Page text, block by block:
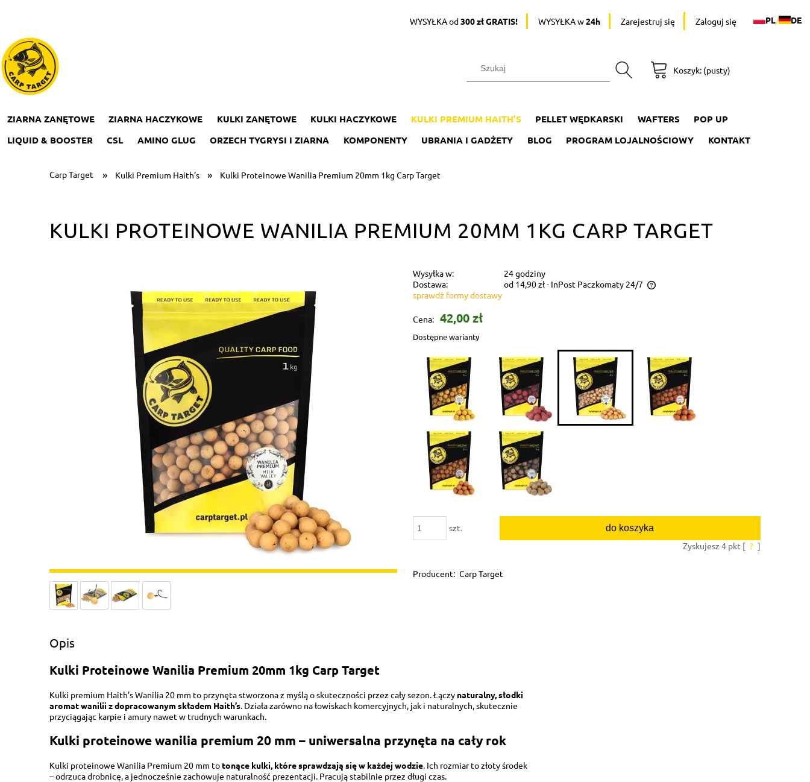
WYSYŁKA od300 zł GRATIS! WYSYŁKA w24h Zarejestruj się Zaloguj się PL/ DE
Koszyk: (pusty)
ZIARNA ZANĘTOWE ZIARNA HACZYKOWE KULKI ZANĘTOWE KULKI HACZYKOWE KULKI PREMIUM HAITH’S PELLET WĘDKARSKI WAFTERS
POP UP
LIQUID & BOOSTER
CSL AMINO GLUG ORZECH TYGRYSI I ZIARNA KOMPONENTY UBRANIA I GADŻETY BLOG PROGRAM LOJALNOŚCIOWY KONTAKT
Carp Target » Kulki Premium Haith’s » Kulki Proteinowe Wanilia Premium 20mm 1kg Carp Target
KULKI PROTEINOWE WANILIA PREMIUM 20MM 1KG CARP TARGET
Wysyłka w:
24 godziny
Dostawa:
od 14,90 zł- InPost Paczkomaty 24/7
sprawdź formy dostawy
Cena: 42,00 zł
Dostępne warianty
szt.
do koszyka
Zyskujesz 4pkt [ ? ]
Producent: Carp Target
Opis
Kulki Proteinowe Wanilia Premium 20mm 1kg Carp Target
Kulki premium Haith’s Wanilia 20 mm to przynęta stworzona z myślą o skuteczności przez cały sezon. Łączy naturalny, słodki
aromat wanilii z dopracowanym składem Haith’s. Działa zarówno na łowiskach komercyjnych, jak i naturalnych, skutecznie
przyciągając karpie i amury nawet w trudnych warunkach.
Kulki proteinowe wanilia premium 20 mm – uniwersalna przynęta na cały rok
Kulki proteinowe Wanilia Premium 20 mm totonące kulki, które sprawdzają się w każdej wodzie. Ich rozmiar to złoty środek
– odrzuca drobnicę, a jednocześnie zachowuje naturalność prezentacji. Pracują stabilnie przez długi czas.